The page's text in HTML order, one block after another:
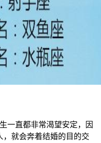
一直都非常渴望安定，因
，就会奔着结婚的目的交